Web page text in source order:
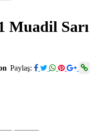
Muadil Sarı
Paylaş: